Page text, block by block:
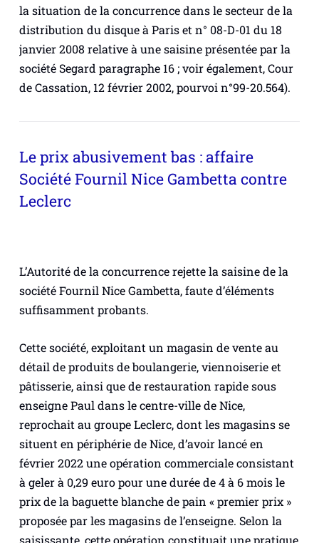
la situation de la concurrence dans le secteur de la
distribution du disque à Paris et n° 08-D-01 du 18
janvier 2008 relative à une saisine présentée par la
société Segard paragraphe 16 ; voir également, Cour
de Cassation, 12 février 2002, pourvoi n°99-20.564).
Le prix abusivement bas : affaire
Société Fournil Nice Gambetta contre
Leclerc
L’Autorité de la concurrence rejette la saisine de la
société Fournil Nice Gambetta, faute d’éléments
suffisamment probants.
Cette société, exploitant un magasin de vente au
détail de produits de boulangerie, viennoiserie et
pâtisserie, ainsi que de restauration rapide sous
enseigne Paul dans le centre-ville de Nice,
reprochait au groupe Leclerc, dont les magasins se
situent en périphérie de Nice, d’avoir lancé en
février 2022 une opération commerciale consistant
à geler à 0,29 euro pour une durée de 4 à 6 mois le
prix de la baguette blanche de pain « premier prix »
proposée par les magasins de l’enseigne. Selon la
saisissante, cette opération constituait une pratique